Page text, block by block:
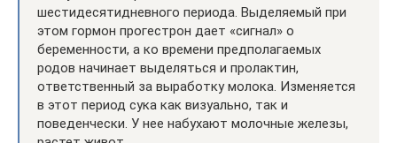
шестидесятидневного периода. Выделяемый при
этом гормон прогестрон дает «сигнал» о
беременности, а ко времени предполагаемых
родов начинает выделяться и пролактин,
ответственный за выработку молока. Изменяется
в этот период сука как визуально, так и
поведенчески. У нее набухают молочные железы,